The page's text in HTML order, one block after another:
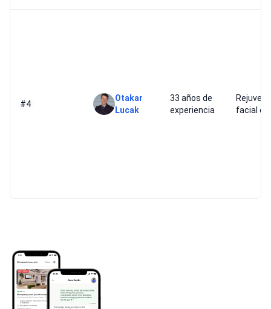
#4
Otakar
Lucak
33 años de
experiencia
facial